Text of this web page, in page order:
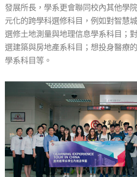
發展所長，學系更會聯同校內其他學
元化的跨學科選修科目，例如對智慧
選修土地測量與地理信息學系科目；
選建築與房地產系科目；想投身醫療
學系科目等。